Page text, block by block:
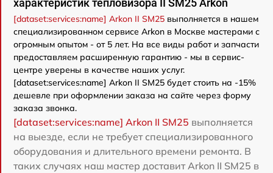
характеристик тепловизора II SM25 Arkon
[dataset:services:name] Arkon II SM25 выполняется в нашем
специализированном сервисе Arkon в Москве мастерами с
огромным опытом - от 5 лет. На все виды работ и запчасти
предоставляем расширенную гарантию - мы в сервис-
центре уверены в качестве наших услуг.
[dataset:services:name] Arkon II SM25 будет стоить на -15%
дешевле при оформлении заказа на сайте через форму
заказа звонка.
[dataset:services:name] Arkon II SM25 выполняется
на выезде, если не требует специализированного
оборудования и длительного времени ремонта. В
таких случаях наш мастер доставит Arkon II SM25 в